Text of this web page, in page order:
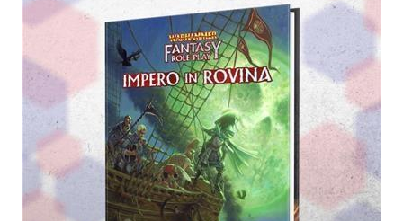
Librigame
Giochi di Carte Collezionabili
Miniature
Dadi